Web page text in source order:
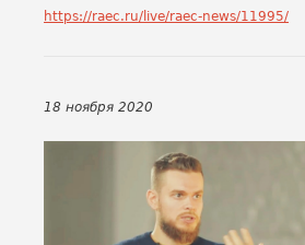
https://raec.ru/live/raec-news/11995/
18 ноября 2020